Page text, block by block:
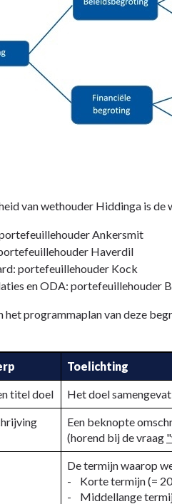
van wethouder Hiddinga is
Ankersmit
Haverdil
portefeuillehouder Kock
en ODA: portefeuillehouder
het programmaplan van deze
Toelichting
titel doel Het doel
Een beknopte
(horend bij de vraag
De termijn waarop
- Korte termijn (=
- Middellange